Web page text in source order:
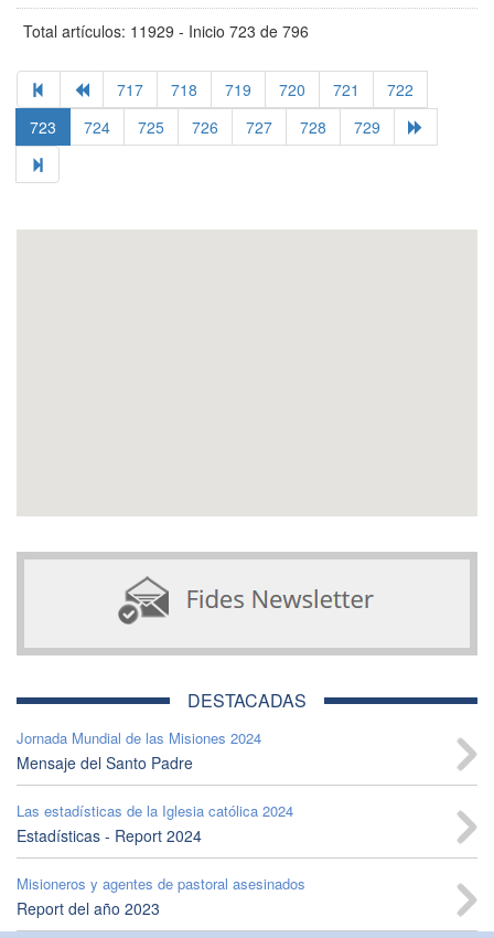
Total artículos: 11929 - Inicio 723 de 796
717 718 719 720 721
722
723
724 725 726 727 728 729
DESTACADAS
Jornada Mundial de las Misiones 2024
Mensaje del Santo Padre
Las estadísticas de la Iglesia católica 2024
Estadísticas - Report 2024
Misioneros y agentes de pastoral asesinados
Report del año 2023